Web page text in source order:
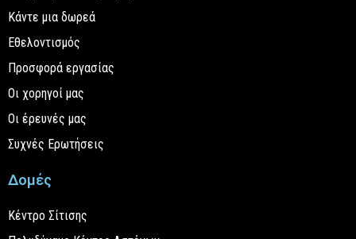
Κάντε μια δωρεά
Εθελοντισμός
Προσφορά εργασίας
Οι χορηγοί μας
Οι έρευνές μας
Συχνές Ερωτήσεις
Δομές
Κέντρο Σίτισης